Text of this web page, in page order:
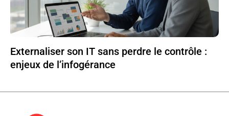
Externaliser son IT sans perdre le contrôle :
enjeux de l’infogérance